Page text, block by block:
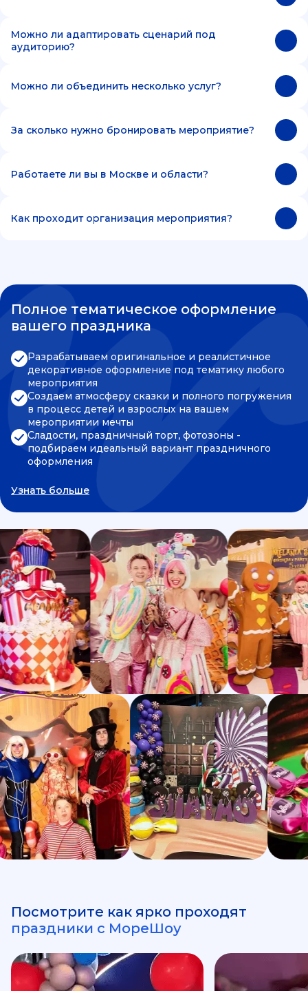
Можно ли адаптировать сценарий под
аудиторию?
Можно ли объединить несколько услуг?
За сколько нужно бронировать мероприятие?
Работаете ли вы в Москве и области?
Как проходит организация мероприятия?
Полное тематическое оформление
вашего праздника
Разрабатываем оригинальное и реалистичное
декоративное оформление под тематику любого
мероприятия
Создаем атмосферу сказки и полного погружения
в процесс детей и взрослых на вашем
мероприятии мечты
Сладости, праздничный торт, фотозоны -
подбираем идеальный вариант праздничного
оформления
Узнать больше
Посмотрите как ярко проходят
праздники с МореШоу